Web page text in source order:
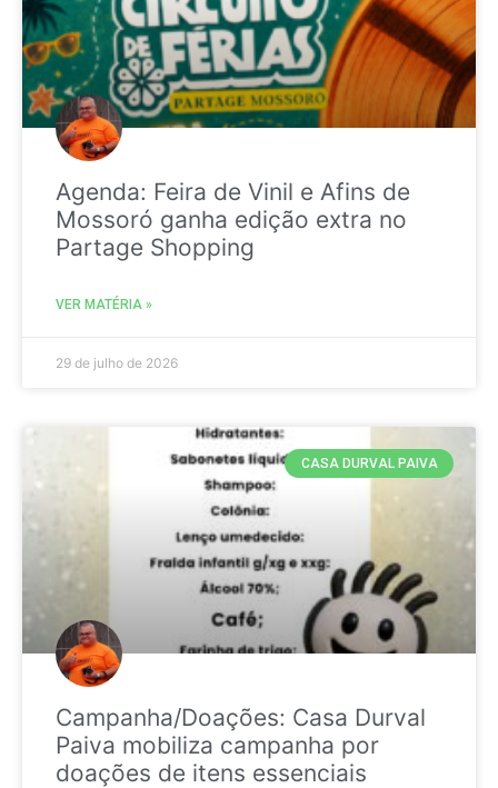
Agenda: Feira de Vinil e Afins de
Mossoró ganha edição extra no
Partage Shopping
VER MATÉRIA »
29 de julho de 2026
CASA DURVAL PAIVA
Campanha/Doações: Casa Durval
Paiva mobiliza campanha por
doações de itens essenciais